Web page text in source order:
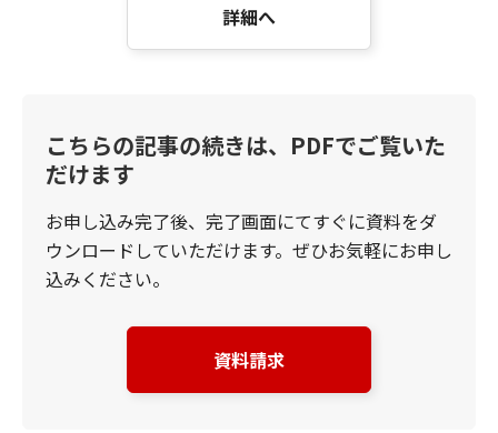
詳細へ
こちらの記事の続きは、PDFでご覧いた
だけます
お申し込み完了後、完了画面にてすぐに資料をダ
ウンロードしていただけます。ぜひお気軽にお申し
込みください。
資料請求